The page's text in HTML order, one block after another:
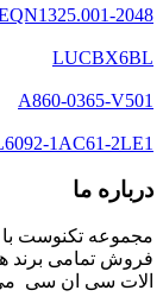
2048
LUCBX6BL
A860-0365-V501
1AC61-2LE1
درباره ما
فروش تمامی برند
الات سی ان سی